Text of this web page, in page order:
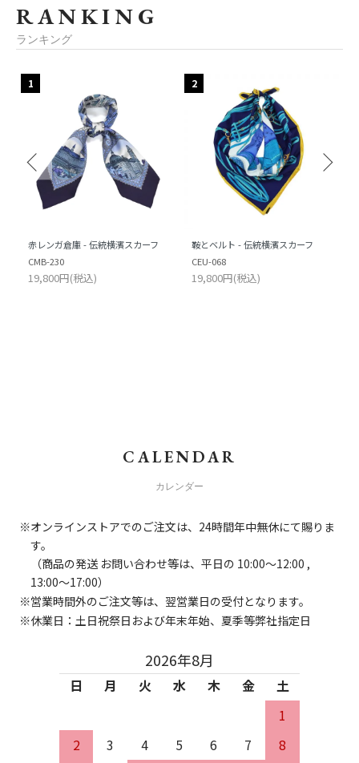
RANKING
ランキング
1
赤レンガ倉庫 - 伝統横濱スカーフ
CMB-230
19,800円(税込)
2
鞍とベルト - 伝統横濱スカーフ
CEU-068
19,800円(税込)
CALENDAR
カレンダー
オンラインストアでのご注文は、24時間年中無休にて賜りま
す。
（商品の発送 お問い合わせ等は、平日の 10:00～12:00 ,
13:00～17:00）
営業時間外のご注文等は、翌営業日の受付となります。
休業日：土日祝祭日および年末年始、夏季等弊社指定日
2026年8月
日 月 火 水 木 金
土
1
2
3 4 5 6 7
8